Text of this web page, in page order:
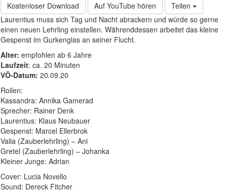
Kostenloser Download
Auf YouTube hören
Teilen
Laurentius muss sich Tag und Nacht abrackern und würde so gerne
einen neuen Lehrling einstellen. Währenddessen arbeitet das kleine
Gespenst im Gurkenglas an seiner Flucht.
Alter: empfohlen ab 6 Jahre
Laufzeit: ca. 20 Minuten
VÖ-Datum: 20.09.20
Rollen:
Kassandra: Annika Gamerad
Sprecher: Rainer Denk
Laurentius: Klaus Neubauer
Gespenst: Marcel Ellerbrok
Valia (Zauberlehrling) – Ani
Gretel (Zauberlehrling) – Johanka
Kleiner Junge: Adrian
Cover: Lucia Novello
Sound: Dereck Fitcher